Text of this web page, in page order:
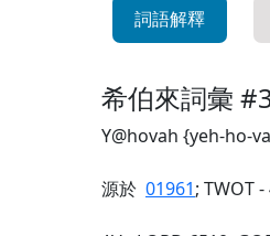
詞語解釋
希伯來詞彙
Y@hovah {yeh-ho-
源於 01961; TWOT